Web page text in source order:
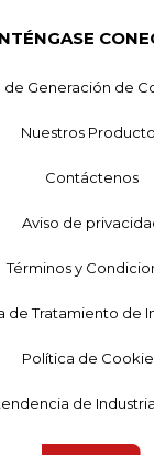
de Generación de
Nuestros
Contáctenos
Aviso de
Términos y
de Tratamiento de
Política de
de